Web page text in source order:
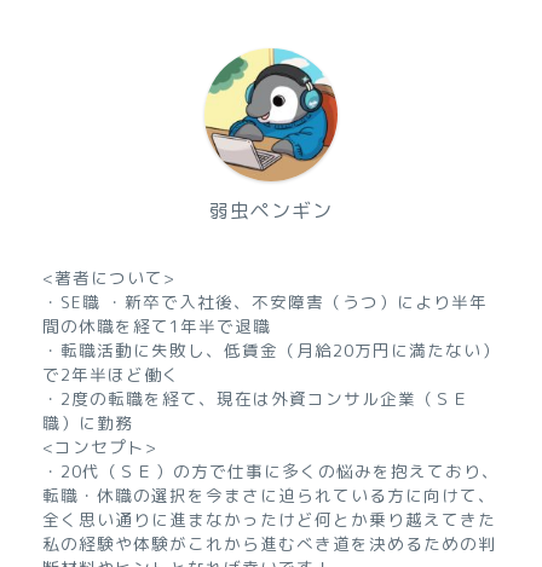
弱虫ペンギン
<著者について>
・SE職 ・新卒で入社後、不安障害（うつ）により半年
間の休職を経て1年半で退職
・転職活動に失敗し、低賃金（月給20万円に満たない）
で2年半ほど働く
・2度の転職を経て、現在は外資コンサル企業（ＳＥ
職）に勤務
<コンセプト>
・20代（ＳＥ）の方で仕事に多くの悩みを抱えており、
転職・休職の選択を今まさに迫られている方に向けて、
全く思い通りに進まなかったけど何とか乗り越えてきた
私の経験や体験がこれから進むべき道を決めるための判